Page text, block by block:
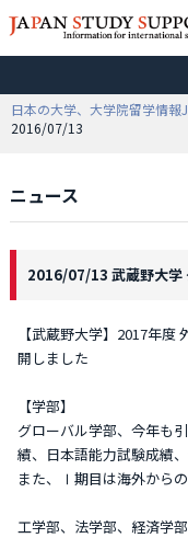
日本の大学、大学院留学情報
2016/07/13
ニュース
2016/07/13 武蔵野大学
【武蔵野大学】2017年
開しました
【学部】
グローバル学部、今年も
績、日本語能力試験成績
また、Ⅰ期目は海外からの
工学部、法学部、経済学